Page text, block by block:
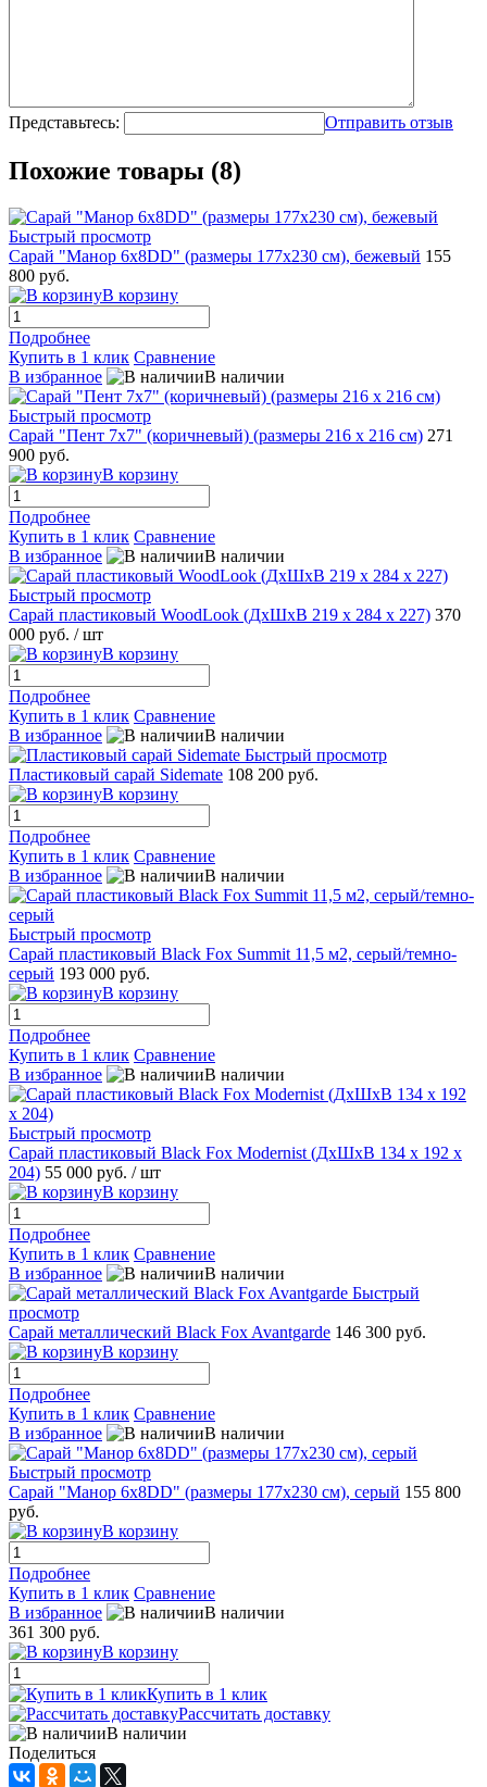
Представьтесь: Отправить отзыв
Похожие товары (8)
Быстрый просмотр
Сарай "Манор 6x8DD" (размеры 177х230 см), бежевый 155
800 руб.
В корзину
Подробнее
Купить в 1 клик Сравнение
В избранное
В наличии
Быстрый просмотр
Сарай "Пент 7х7" (коричневый) (размеры 216 х 216 см) 271
900 руб.
В корзину
Подробнее
Купить в 1 клик Сравнение
В избранное
В наличии
Быстрый просмотр
Сарай пластиковый WoodLook (ДхШхВ 219 х 284 х 227) 370
000 руб. / шт
В корзину
Подробнее
Купить в 1 клик Сравнение
В избранное
В наличии
Быстрый просмотр
Пластиковый сарай Sidemate 108 200 руб.
В корзину
Подробнее
Купить в 1 клик Сравнение
В избранное
В наличии
Быстрый просмотр
Сарай пластиковый Black Fox Summit 11,5 м2, серый/темно-
серый 193 000 руб.
В корзину
Подробнее
Купить в 1 клик Сравнение
В избранное
В наличии
Быстрый просмотр
Сарай пластиковый Black Fox Modernist (ДхШхВ 134 х 192 х
204) 55 000 руб. / шт
В корзину
Подробнее
Купить в 1 клик Сравнение
В избранное
В наличии
Быстрый
просмотр
Сарай металлический Black Fox Avantgarde 146 300 руб.
В корзину
Подробнее
Купить в 1 клик Сравнение
В избранное
В наличии
Быстрый просмотр
Сарай "Манор 6x8DD" (размеры 177х230 см), серый 155 800
руб.
В корзину
Подробнее
Купить в 1 клик Сравнение
В избранное
В наличии
361 300 руб.
В корзину
Купить в 1 клик
Рассчитать доставку
В наличии
Поделиться